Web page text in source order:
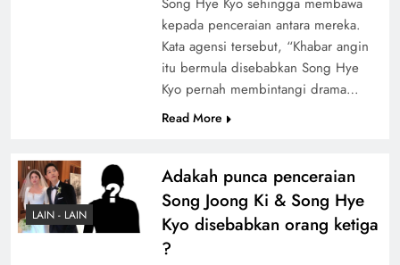
kepada penceraian antara mereka.
Kata agensi tersebut, “Khabar angin
itu bermula disebabkan Song Hye
Kyo pernah membintangi drama…
Read More
LAIN - LAIN
Adakah punca penceraian
Song Joong Ki & Song Hye
Kyo disebabkan orang ketiga
?